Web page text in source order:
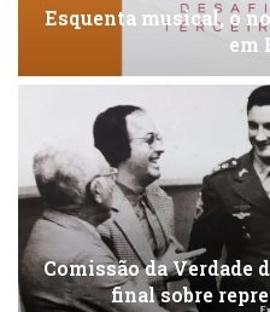
Esquenta musical, o
em
Comissão da Verdade
final sobre